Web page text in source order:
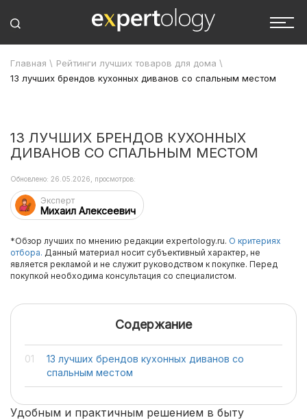
Главная \ Рейтинги лучших товаров для дома \
13 лучших брендов кухонных диванов со спальным местом
13 ЛУЧШИХ БРЕНДОВ КУХОННЫХ
ДИВАНОВ СО СПАЛЬНЫМ МЕСТОМ
Эксперт
Михаил Алексеевич
Обновлено: 26.05.2026, просмотров:
*Обзор лучших по мнению редакции expertology.ru. О критериях
отбора. Данный материал носит субъективный характер, не
является рекламой и не служит руководством к покупке. Перед
покупкой необходима консультация со специалистом.
Содержание
13 лучших брендов кухонных диванов со
спальным местом
Удобным и практичным решением в быту